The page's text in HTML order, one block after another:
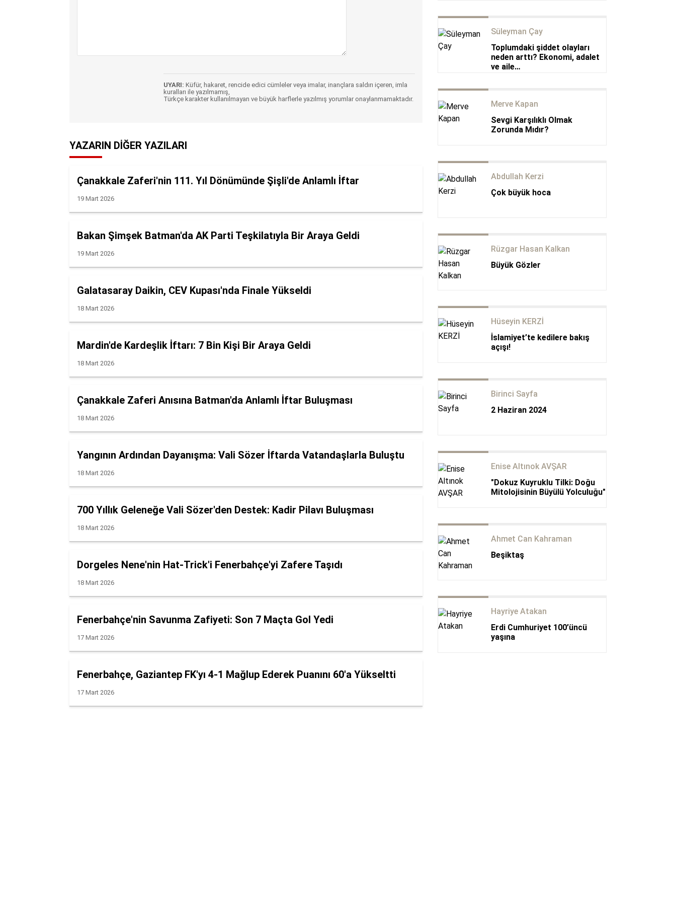
UYARI: Küfür, hakaret, rencide edici cümleler veya imalar, inançlara saldırı içeren, imla
kuralları ile yazılmamış,
Türkçe karakter kullanılmayan ve büyük harflerle yazılmış yorumlar onaylanmamaktadır.
YAZARIN DIĞER YAZILARI
Çanakkale Zaferi'nin 111. Yıl Dönümünde Şişli'de Anlamlı İftar
19 Mart 2026
Bakan Şimşek Batman'da AK Parti Teşkilatıyla Bir Araya Geldi
19 Mart 2026
Galatasaray Daikin, CEV Kupası'nda Finale Yükseldi
18 Mart 2026
Mardin'de Kardeşlik İftarı: 7 Bin Kişi Bir Araya Geldi
18 Mart 2026
Çanakkale Zaferi Anısına Batman'da Anlamlı İftar Buluşması
18 Mart 2026
Yangının Ardından Dayanışma: Vali Sözer İftarda Vatandaşlarla Buluştu
18 Mart 2026
700 Yıllık Geleneğe Vali Sözer'den Destek: Kadir Pilavı Buluşması
18 Mart 2026
Dorgeles Nene'nin Hat-Trick'i Fenerbahçe'yi Zafere Taşıdı
18 Mart 2026
Fenerbahçe'nin Savunma Zafiyeti: Son 7 Maçta Gol Yedi
17 Mart 2026
Fenerbahçe, Gaziantep FK'yı 4-1 Mağlup Ederek Puanını 60'a Yükseltti
17 Mart 2026
Süleyman Çay
Toplumdaki şiddet olayları
neden arttı? Ekonomi, adalet
ve aile…
Merve Kapan
Sevgi Karşılıklı Olmak
Zorunda Mıdır?
Abdullah Kerzi
Çok büyük hoca
Rüzgar Hasan Kalkan
Büyük Gözler
Hüseyin KERZİ
İslamiyet’te kedilere bakış
açışı!
Birinci Sayfa
2 Haziran 2024
Enise Altınok AVŞAR
"Dokuz Kuyruklu Tilki: Doğu
Mitolojisinin Büyülü Yolculuğu"
Ahmet Can Kahraman
Beşiktaş
Hayriye Atakan
Erdi Cumhuriyet 100’üncü
yaşına